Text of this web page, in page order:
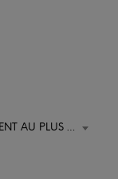
TRI DU PLUS RÉCENT AU PLUS ANCIEN